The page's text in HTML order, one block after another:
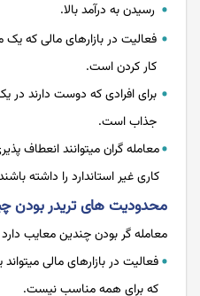
رسیدن به درآمد بالا.
فعالیت در بازارهای مالی که
کار کردن است.
برای افرادی که دوست دارند در
جذاب است.
معامله­ گران می­توانند انعطاف
کاری غیر استاندارد را داشته
محدودیت های تریدر بودن
معامله­ گر بودن چندین معایب دارد
فعالیت در بازارهای مالی
که برای همه مناسب نیست.